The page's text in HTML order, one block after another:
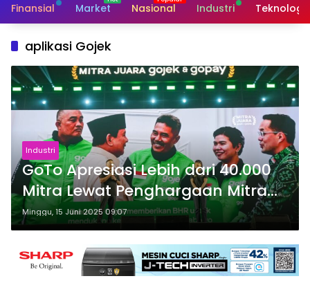
Finansial Market Nasional Industri Teknologi
aplikasi Gojek
Industri
GoTo Apresiasi Lebih dari 40.000
Mitra Lewat Penghargaan Mitra
Juara Gojek & GoPay 2025
Minggu, 15 Juni 2025 09:07